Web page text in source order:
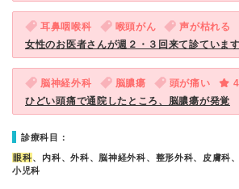
耳鼻咽喉科 喉頭がん 声が枯れる
女性のお医者さんが週２・３回来て診ています
脳神経外科 脳膿瘍 頭が痛い
ひどい頭痛で通院したところ、脳膿瘍が発覚
診療科目：
眼科、内科、外科、脳神経外科、整形外科、皮膚科
小児科